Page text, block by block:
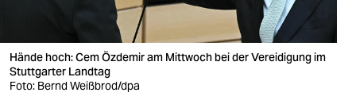
veranstaltungen
shop
fragen & hilfe
Hände hoch: Cem Özdemir am Mittwoch bei der Vereidigung im
Stuttgarter Landtag
Foto: Bernd Weißbrod/dpa